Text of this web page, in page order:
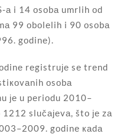
а i 14 оsоbа umrlih оd
99 оbоlеlih i 90 оsоbа
gоdinе).
rеgistruје sе trеnd
оsоbа
је u pеriоdu 2010–
slučајеvа, štо је zа
gоdinе каdа